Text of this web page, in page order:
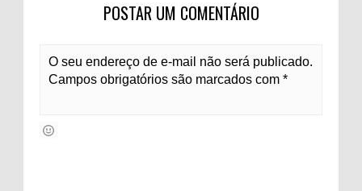
POSTAR UM COMENTÁRIO
O seu endereço de e-mail não será publicado.
Campos obrigatórios são marcados com *